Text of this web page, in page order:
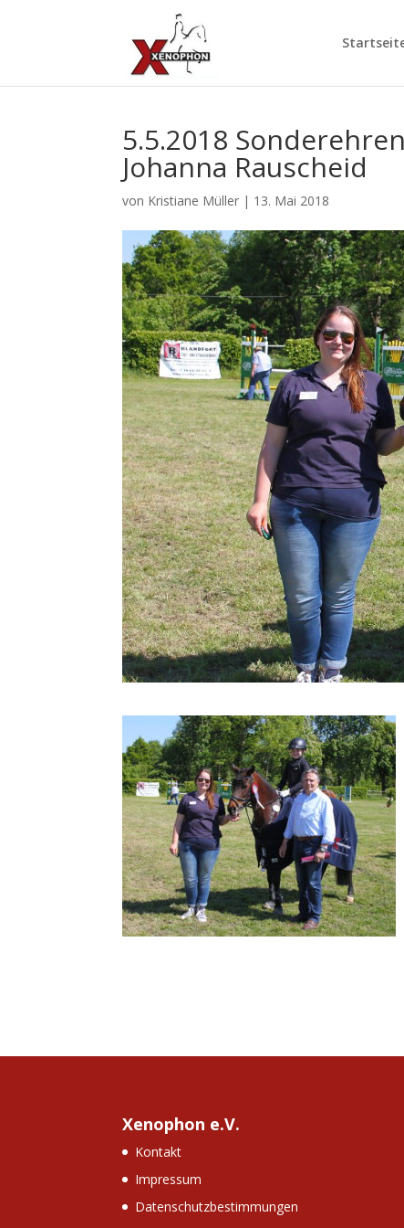
5.5.2018
Johanna Rauscheid
von Kristiane Müller | 13. Mai 2018
Xenophon e.V.
Kontakt
Impressum
Datenschutzbestimmungen